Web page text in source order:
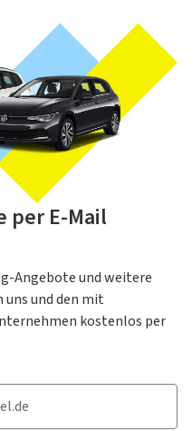
per E-Mail
Angebote und weitere
uns und den mit
kostenlos per